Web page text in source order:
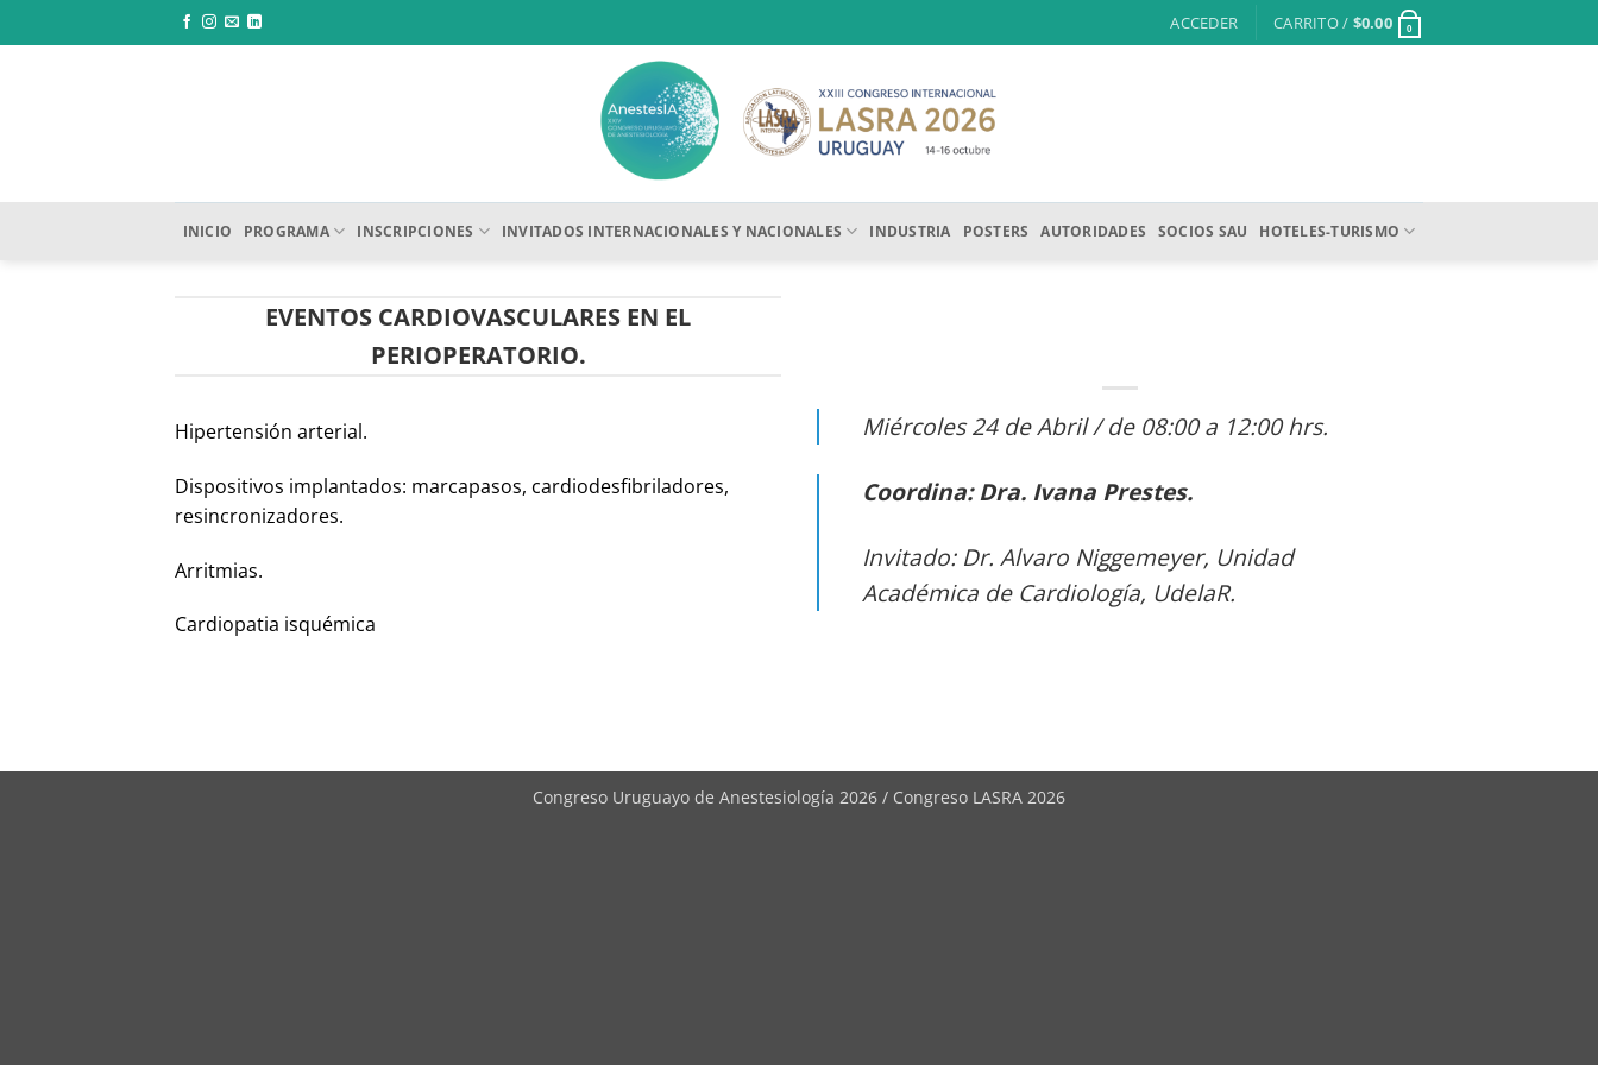
al
ACCEDER CARRITO / $0.00 0
INICIO PROGRAMA INSCRIPCIONES INVITADOS INTERNACIONALES Y NACIONALES INDUSTRIA POSTERS AUTORIDADES SOCIOS SAU HOTELES-TURISMO
EVENTOS CARDIOVASCULARES EN EL
PERIOPERATORIO.
Hipertensión arterial.
Dispositivos implantados: marcapasos, cardiodesfibriladores,
resincronizadores.
Arritmias.
Cardiopatia isquémica
Miércoles 24 de Abril / de 08:00 a 12:00 hrs.
Coordina: Dra. Ivana Prestes.
Invitado: Dr. Alvaro Niggemeyer, Unidad
Académica de Cardiología, UdelaR.
Congreso Uruguayo de Anestesiología 2026 / Congreso LASRA 2026